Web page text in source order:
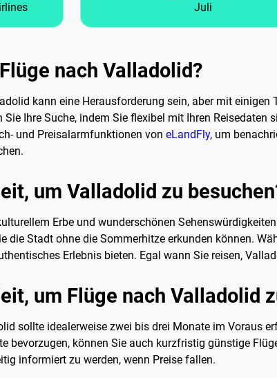
Juli
nach Valladolid?
kann eine Herausforderung sein, aber mit
Sie Ihre Suche, indem Sie flexibel mit Ihren
und Preisalarmfunktionen von eLandFly, um
um Valladolid zu
Erbe und wunderschönen
die Stadt ohne die Sommerhitze erkunden können.
Erlebnis bieten. Egal wann Sie reisen,
um Flüge nach Valladolid
sollte idealerweise zwei bis drei Monate im Voraus
bevorzugen, können Sie auch kurzfristig günstige
informiert zu werden, wenn Preise fallen.